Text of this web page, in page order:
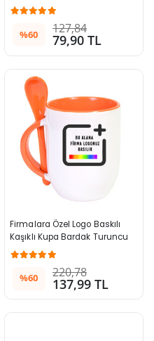
%60 127,84
79,90 TL
Firmalara Özel Logo Baskılı
Kaşıklı Kupa Bardak Turuncu
996+ Adet
%60 220,78
137,99 TL